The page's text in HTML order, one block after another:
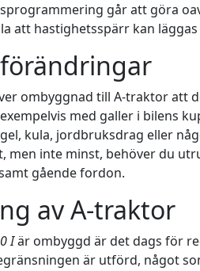
går att göra
att hastighetsspärr kan läggas
ombyggnad till A-traktor att
med galler i bilens
kula, jordbruksdrag eller
men inte minst, behöver du
gående fordon.
av A-traktor
Iär ombyggd är det dags för
är utförd, något